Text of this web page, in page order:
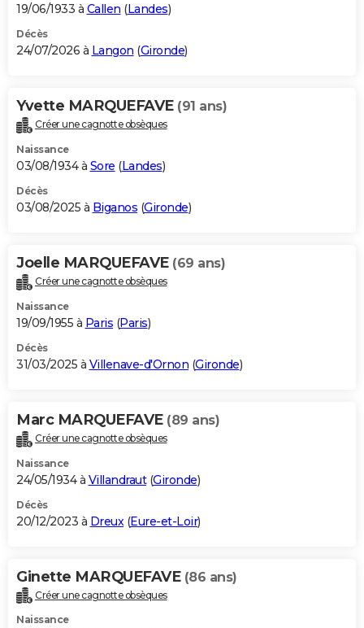
GUIDES D'ACHAT
BONS PLANS
Carte de Noël
Carte Bonne année
Carte Saint-Valentin
Carte Pâques
Carte d'anniversaire
DICTIONNAIRE
Dictionnaire
Biographies
Citations
Expressions
Proverbes
PROGRAMME TV
S'inscrire
Se connecter
Lycées
Collèges
Primaires
Universités
Entreprises
Service militaire
Avis de recherche
AVIS DE DÉCÈS
Bricolage
Lifestyle
Culture
Sport
Auto
Television
Voyage
Cinema
19/06/1933 à Callen (Landes)
Décès
24/07/2026 à Langon (Gironde)
Yvette MARQUEFAVE (91 ans)
Créer une cagnotte obsèques
Naissance
03/08/1934 à Sore (Landes)
Décès
03/08/2025 à Biganos (Gironde)
Joelle MARQUEFAVE (69 ans)
Créer une cagnotte obsèques
Naissance
19/09/1955 à Paris (Paris)
Décès
31/03/2025 à Villenave-d'Ornon (Gironde)
Marc MARQUEFAVE (89 ans)
Créer une cagnotte obsèques
Naissance
24/05/1934 à Villandraut(Gironde)
Décès
20/12/2023 à Dreux (Eure-et-Loir)
Ginette MARQUEFAVE (86 ans)
Créer une cagnotte obsèques
Naissance